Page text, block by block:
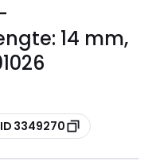
14 mm,
3349270